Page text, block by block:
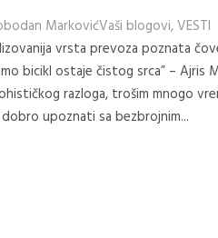
MarkovićVaši blogovi,VESTI
vrsta prevoza poznata
bicikl ostaje čistog srca” – Ajris
razloga, trošim mnogo
upoznati sa bezbrojnim...